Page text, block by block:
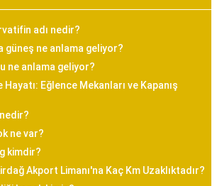
adı nedir?
güneş ne anlama geliyor?
ne anlama geliyor?
Eğlence Mekanları ve Kapanış
ne var?
kimdir?
Akport Limanı'na Kaç Km Uzaklıktadır?